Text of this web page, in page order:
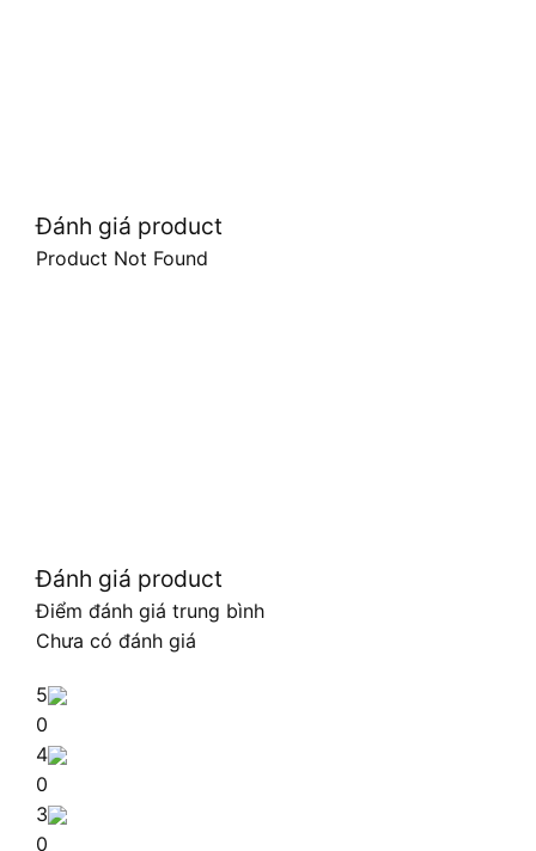
Đánh giá product
Product Not Found
Đánh giá product
Điểm đánh giá trung bình
Chưa có đánh giá
5
0
4
0
3
0